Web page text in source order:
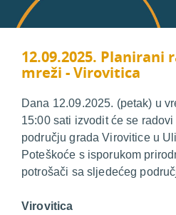
12.09.2025. Planirani
mreži - Virovitica
Dana 12.09.2025. (petak) u
15:00 sati izvodit će se
području grada Virovitice u
Poteškoće s isporukom
potrošači sa sljedećeg
Virovitica